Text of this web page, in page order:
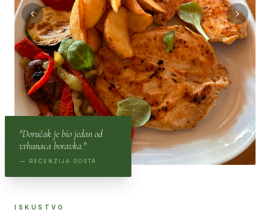
ISKUSTVO
"Doručak je bio jedan od
vrhunaca boravka."
— RECENZIJA GOSTA